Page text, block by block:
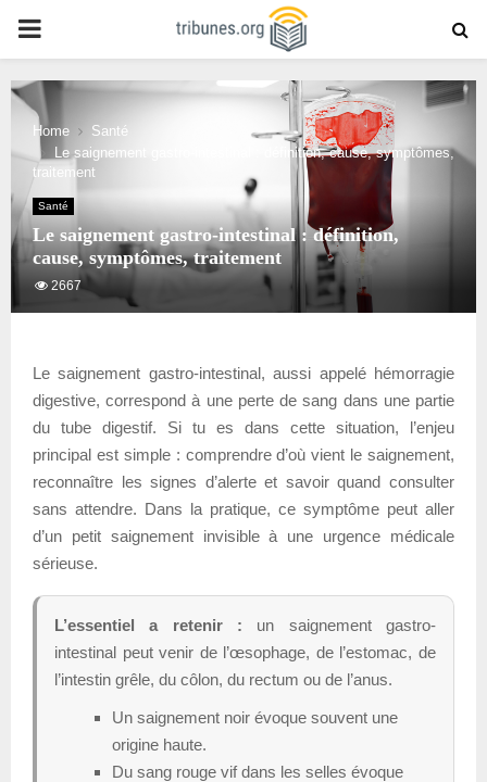
PRIMARY
MENU
Home
Santé
Le saignement gastro-intestinal : définition, cause, symptômes,
traitement
Santé
Le saignement gastro-intestinal : définition,
cause, symptômes, traitement
2667
Le saignement gastro-intestinal, aussi appelé hémorragie
digestive, correspond à une perte de sang dans une partie
du tube digestif. Si tu es dans cette situation, l’enjeu
principal est simple : comprendre d’où vient le saignement,
reconnaître les signes d’alerte et savoir quand consulter
sans attendre. Dans la pratique, ce symptôme peut aller
d’un petit saignement invisible à une urgence médicale
sérieuse.
L’essentiel a retenir : un saignement gastro-
intestinal peut venir de l’œsophage, de l’estomac, de
l’intestin grêle, du côlon, du rectum ou de l’anus.
Un saignement noir évoque souvent une
origine haute.
Du sang rouge vif dans les selles évoque